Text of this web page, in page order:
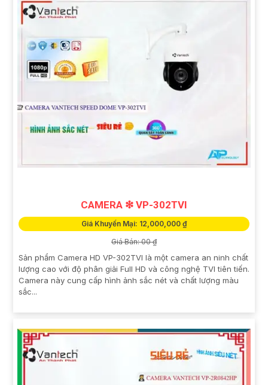
CAMERA ❇ VP-302TVI
Giá Khuyến Mại: 12,000,000 ₫
Giá Bán: 00 ₫
Sản phẩm Camera HD VP-302TVI là một camera an ninh chất
lượng cao với độ phân giải Full HD và công nghệ TVI tiên tiến.
Camera này cung cấp hình ảnh sắc nét và chất lượng màu
sắc...